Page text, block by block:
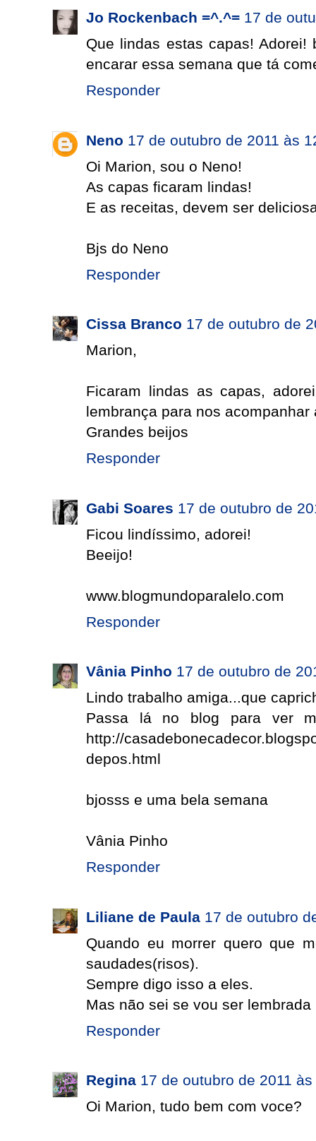
Jo Rockenbach =^.^= 17 de
Que lindas estas capas!
encarar essa semana que tá
Responder
Neno 17 de outubro de 2011 às
Oi Marion, sou o Neno!
As capas ficaram lindas!
E as receitas, devem ser
Bjs do Neno
Responder
Cissa Branco 17 de outubro de
Marion,
Ficaram lindas as capas,
lembrança para nos acompanhar
Grandes beijos
Responder
Gabi Soares 17 de outubro de
Ficou lindíssimo, adorei!
Beeijo!
www.blogmundoparalelo.com
Responder
Vânia Pinho 17 de outubro de
Lindo trabalho amiga...que
Passa lá no blog para ver
http://
depos.html
bjosss e uma bela semana
Vânia Pinho
Responder
Liliane de Paula 17 de outubro
Quando eu morrer quero que
saudades(risos).
Sempre digo isso a eles.
Mas não sei se vou ser
Responder
Regina 17 de outubro de 2011
Oi Marion, tudo bem com voce?